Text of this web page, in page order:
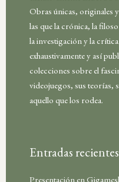
Obras únicas, originales
las que la crónica, la
la investigación y la
exhaustivamente y así
colecciones sobre el
videojuegos, sus teorías,
aquello que los rodea.
Entradas recientes
Presentación en